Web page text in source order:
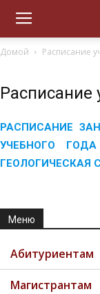
Домой Расписание
Расписание
РАСПИСАНИЕ
УЧЕБНОГО
ГЕОЛОГИЧЕСКАЯ
Меню
Абитуриентам
Магистрантам